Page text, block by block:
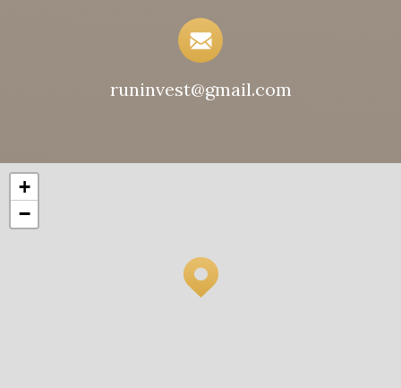
runinvest@gmail.com
+
−